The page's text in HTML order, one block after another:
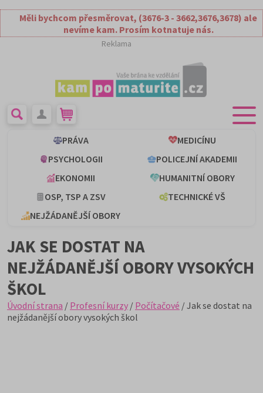
Měli bychcom přesměrovat, (3676-3 - 3662,3676,3678) ale
nevíme kam. Prosím kotnatuje nás.
Reklama
PRÁVA
MEDICÍNU
PSYCHOLOGII
POLICEJNÍ AKADEMII
EKONOMII
HUMANITNÍ OBORY
OSP, TSP A ZSV
TECHNICKÉ VŠ
NEJŽÁDANĚJŠÍ OBORY
JAK SE DOSTAT NA
NEJŽÁDANĚJŠÍ OBORY VYSOKÝCH
ŠKOL
Úvodní strana / Profesní kurzy / Počítačové / Jak se dostat na
nejžádanější obory vysokých škol